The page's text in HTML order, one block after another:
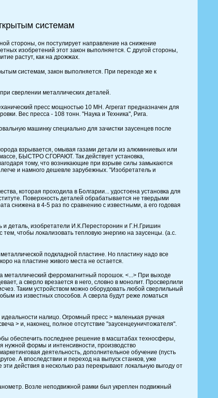
системам
стороны, он постулирует направление на снижение
изобретений этот закон выполняется. С другой стороны,
растут, как на дрожжах.
системам, закон выполняется. При переходе же к
сверлении металлических деталей.
пресс мощностью 10 МН. Агрегат предназначен для
Вес пресса - 108 тонн. "Наука и Техника", Рига.
машинку специально для зачистки заусенцев после
взрывается, омывая газами детали из алюминиевых или
БЫСТРО СГОРАЮТ. Так действует установка,
тому, что возникающие при взрыве силы замыкаются
и намного дешевле зарубежных. "Изобретатель и
которая проходила в Болгарии... удостоена установка для
Поверхность деталей обрабатывается не твердыми
снижена в 4-5 раз по сравнению с известными, а его годовая
и деталь, изобретатели И.К.Пересторонин и Г.Н.Гришин
чтобы локализовать тепловую энергию на заусенцы. (а.с.
подкладной пластине. Но пластину надо все
на пластине живого места не остается.
металлический ферромагнитный порошок. <...> При выходе
а сверло врезается в него, словно в монолит. Просверлили
Таким устройством можно оборудовать любой сверлильный
из известных способов. А сверла будут реже ломаться
налицо. Огромный пресс > маленькая ручная
> и, наконец, полное отсутствие "заусенцеуничтожателя".
обеспечить последнее решение в масштабах техносферы,
нужной формы и интенсивности, производство
деятельность, дополнительное обучение (пусть
А впоследствии и переход на выпуск станков, уже
действия в несколько раз перекрывают локальную выгоду от
Возле неподвижной рамки был укреплен подвижный